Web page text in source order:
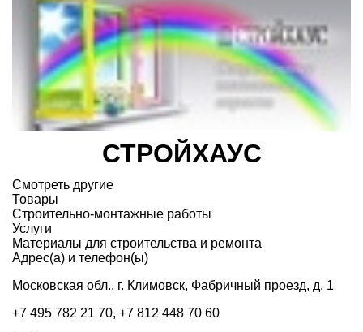
СТРОЙХАУС
Смотреть другие
Товары
Строительно-монтажные работы
Услуги
Материалы для строительства и ремонта
Адрес(а) и телефон(ы)
Московская обл., г. Климовск, Фабричный проезд, д. 1
+7 495 782 21 70, +7 812 448 70 60